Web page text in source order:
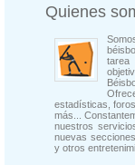
Quienes
tarea
estadísticas,
más...
nuestros
nuevas
y otros